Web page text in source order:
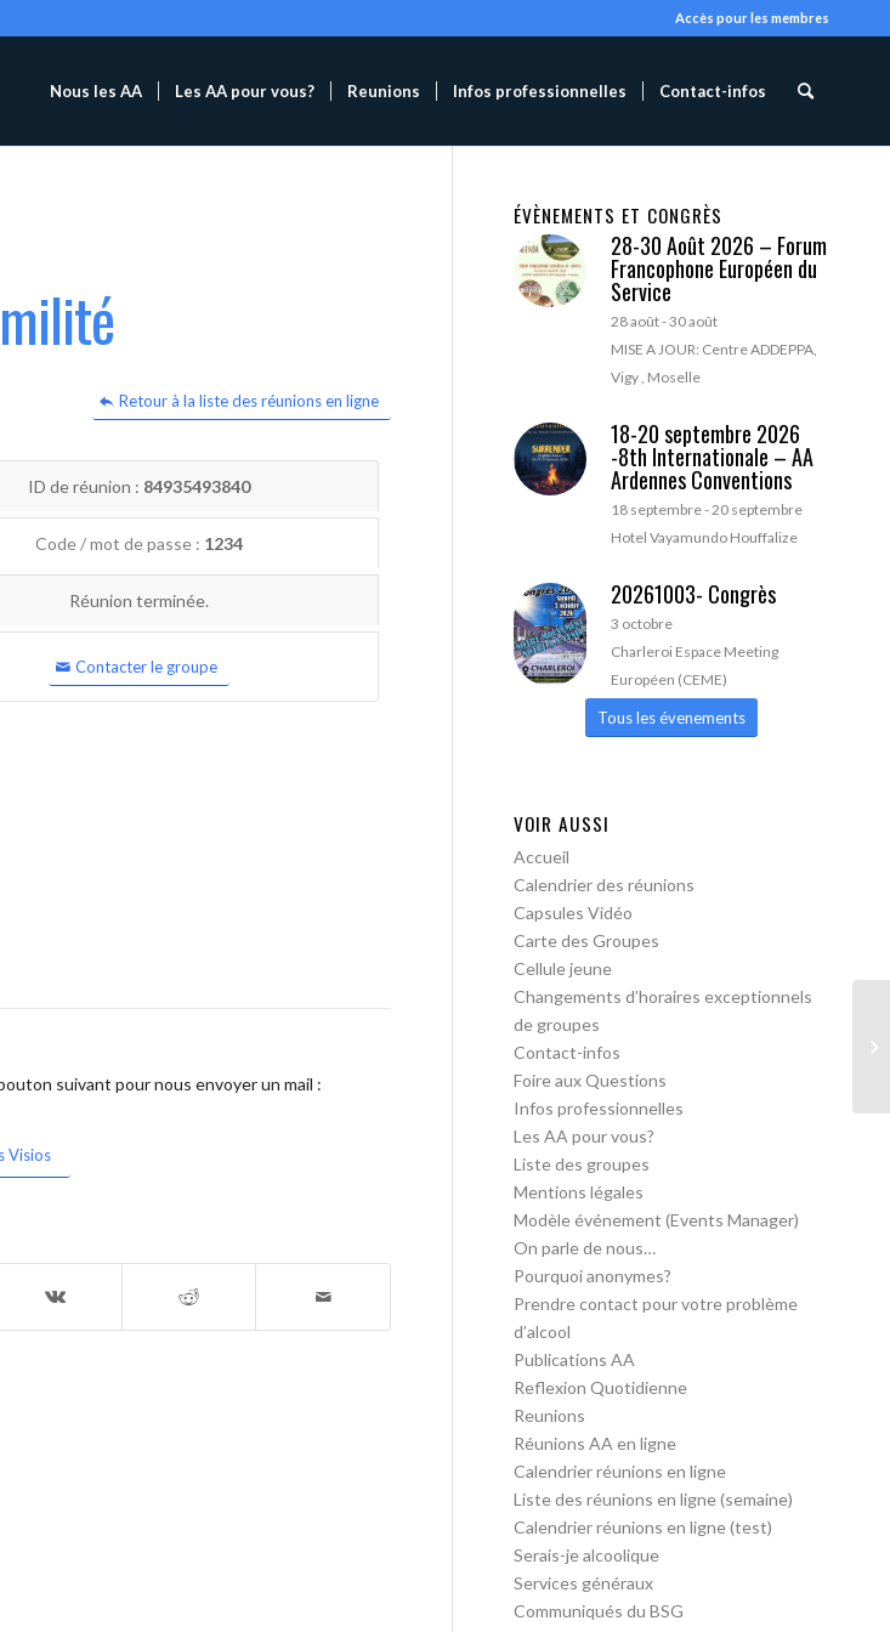
Accès pour les membres
Nous les AA Les AA pour vous? Reunions Infos professionnelles Contact-infos
Retour à la liste des réunions en ligne
ID de réunion : 84935493840
Code / mot de passe : 1234
Réunion terminée.
Contacter le groupe
suivant pour nous envoyer un mail :
Visios
ÉVÈNEMENTS ET CONGRÈS
28-30 Août 2026 – Forum
Francophone Européen du
Service
28 août-30 août
MISE A JOUR: Centre ADDEPPA,
Vigy , Moselle
18-20 septembre 2026
-8th Internationale – AA
Ardennes Conventions
18 septembre-20 septembre
Hotel Vayamundo Houffalize
20261003- Congrès
3 octobre
Charleroi Espace Meeting
Européen (CEME)
Tous les évenements
VOIR AUSSI
Accueil
Calendrier des réunions
Capsules Vidéo
Carte des Groupes
Cellule jeune
Changements d’horaires exceptionnels
de groupes
Contact-infos
Foire aux Questions
Infos professionnelles
Les AA pour vous?
Liste des groupes
Mentions légales
Modèle événement (Events Manager)
On parle de nous…
Pourquoi anonymes?
Prendre contact pour votre problème
d’alcool
Publications AA
Reflexion Quotidienne
Reunions
Réunions AA en ligne
Calendrier réunions en ligne
Liste des réunions en ligne (semaine)
Calendrier réunions en ligne (test)
Serais-je alcoolique
Services généraux
Communiqués du BSG